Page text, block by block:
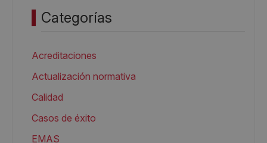
Categorías
Acreditaciones
Actualización normativa
Calidad
Casos de éxito
EMAS